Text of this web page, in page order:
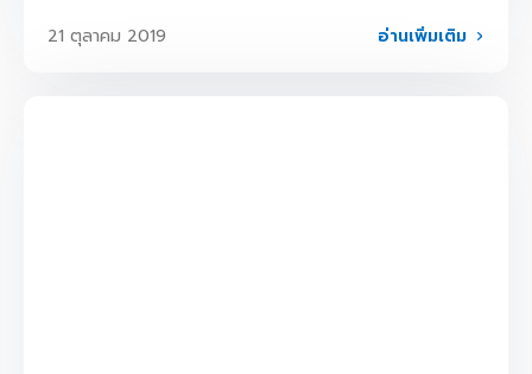
21 ตุลาคม 2019 อ่านเพิ่มเติม